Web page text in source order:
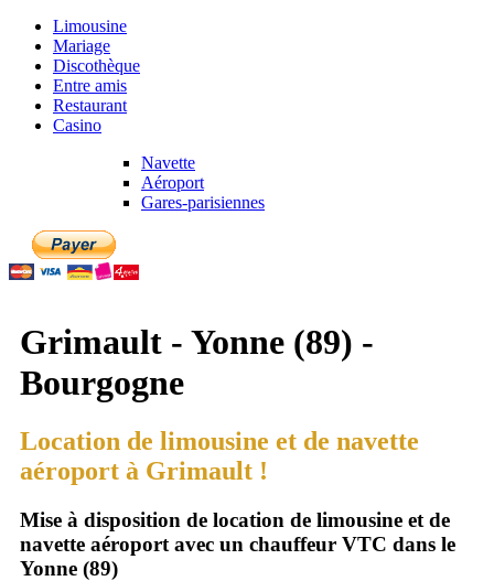
Limousine
Mariage
Discothèque
Entre amis
Restaurant
Casino
Navette
Aéroport
Gares-parisiennes
Grimault - Yonne (89) -
Bourgogne
Location de limousine et de navette
aéroport à Grimault !
Mise à disposition de location de limousine et de
navette aéroport avec un chauffeur VTC dans le
Yonne (89)